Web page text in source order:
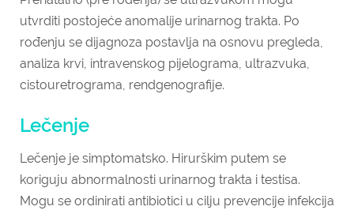
utvrditi postojeće anomalije urinarnog trakta. Po
rođenju se dijagnoza postavlja na osnovu pregleda,
analiza krvi, intravenskog pijelograma, ultrazvuka,
cistouretrograma, rendgenografije.
Lečenje
Lečenje je simptomatsko. Hirurškim putem se
koriguju abnormalnosti urinarnog trakta i testisa.
Mogu se ordinirati antibiotici u cilju prevencije infekcija